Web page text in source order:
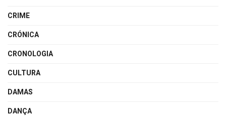
CRIME
CRÓNICA
CRONOLOGIA
CULTURA
DAMAS
DANÇA